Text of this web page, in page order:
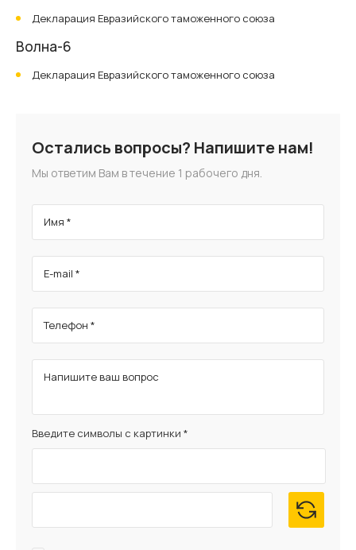
Декларация Евразийского таможенного союза
Волна-6
Декларация Евразийского таможенного союза
Остались вопросы? Напишите нам!
Мы ответим Вам в течение 1 рабочего дня.
Имя *
E-mail *
Телефон *
Напишите ваш вопрос
Введите символы с картинки *